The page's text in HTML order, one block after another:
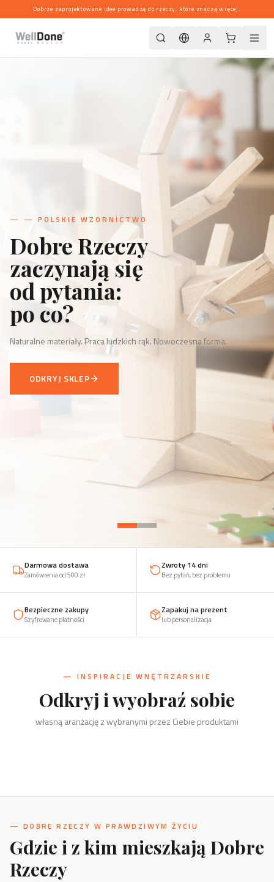
Dobrze zaprojektowane idee prowadzą do rzeczy, które znaczą więcej.
Dobre Rzeczy
zaczynają się
od pytania:
po co?
Naturalne materiały. Praca ludzkich rąk. Nowoczesna forma.
Darmowa dostawa
Zamówienia od 500 zł
Zwroty 14 dni
Bez pytań, bez problemu
Bezpieczne zakupy
Szyfrowane płatności
Zapakuj na prezent
lub personalizacja
— INSPIRACJE WNĘTRZARSKIE
Odkryj i wyobraź sobie
własną aranżację z wybranymi przez Ciebie produktami
Kuchnia
Sólsel i Nietopieprz, podkładki,
Salon
Biuro Dzieci
— DOBRE RZECZY W PRAWDZIWYM ŻYCIU
Gdzie i z kim mieszkają Dobre
Rzeczy